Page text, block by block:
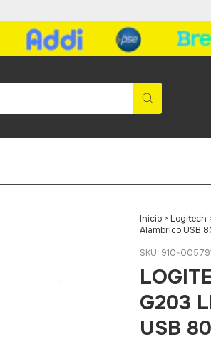
Inicio > Logitech
Alambrico USB
SKU: 910-
G203
USB